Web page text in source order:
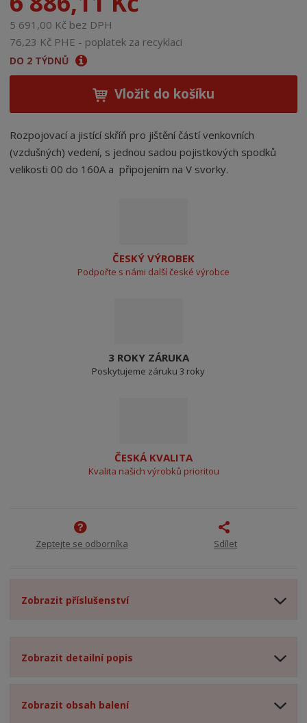
5 691,00 Kč bez DPH
76,23 Kč PHE - poplatek za recyklaci
DO 2 TÝDNŮ
Vložit do košíku
Rozpojovací a jistící skříň pro jištění částí venkovních
(vzdušných) vedení, s jednou sadou pojistkových spodků
velikosti 00 do 160A a připojením na V svorky.
ČESKÝ VÝROBEK
Podpořte s námi další české výrobce
3 ROKY ZÁRUKA
Poskytujeme záruku 3 roky
ČESKÁ KVALITA
Kvalita našich výrobků prioritou
Zeptejte se odborníka Sdílet
Zobrazit příslušenství
Zobrazit detailní popis
Zobrazit obsah balení